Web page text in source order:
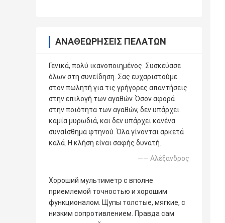
ΑΝΑΘΕΩΡΉΣΕΙΣ ΠΕΛΑΤΏΝ
Γενικά, πολύ ικανοποιημένος. Συσκεύασε
όλων στη συνείδηση. Σας ευχαριστούμε
στον πωλητή για τις γρήγορες απαντήσεις
στην επιλογή των αγαθών. Όσον αφορά
στην ποιότητα των αγαθών, δεν υπάρχει
καμία μυρωδιά, και δεν υπάρχει κανένα
συναίσθημα φτηνού. Όλα γίνονται αρκετά
καλά. Η κλήση είναι σαφής δυνατή.
—— Αλέξανδρος
Хороший мультиметр с вполне
приемлемой точностью и хорошим
функционалом. Щупы толстые, мягкие, с
низким сопротивлением. Правда сам